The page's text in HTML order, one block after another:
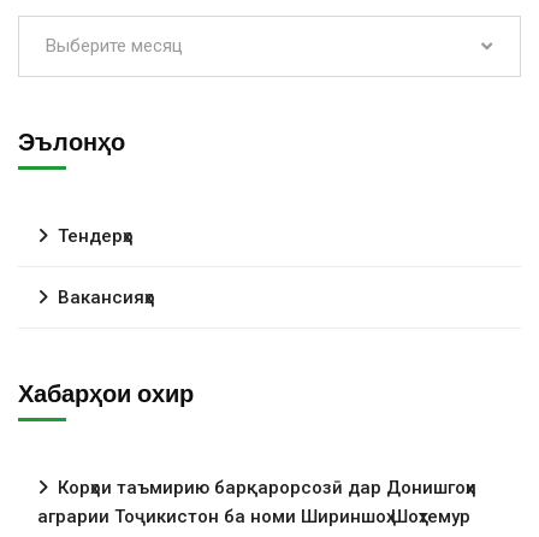
Выберите месяц
Эълонҳо
Тендерҳо
Вакансияҳо
Хабарҳои охир
Корҳои таъмирию барқарорсозӣ дар Донишгоҳи
аграрии Тоҷикистон ба номи Шириншоҳ Шоҳтемур